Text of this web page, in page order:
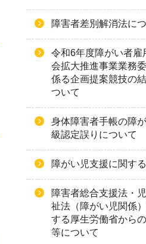
障害者差別解消法に
令和6年度障がい者雇
会拡大推進事業業務
係る企画提案競技の
ついて
身体障害者手帳の障
級認定誤りについて
障がい児支援に関す
障害者総合支援法・
祉法（障がい児関係
する厚生労働省から
等について